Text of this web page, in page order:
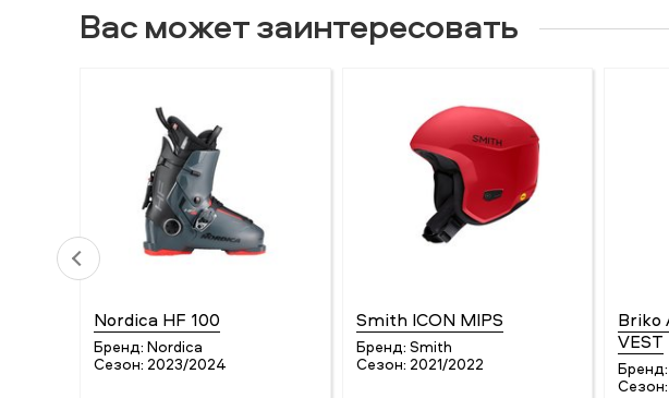
Вас может заинтересовать
Nordica HF 100
Бренд: Nordica
Сезон: 2023/2024
Smith ICON MIPS
Бренд: Smith
Сезон: 2021/2022
Briko
VEST
Бренд:
Сезон: